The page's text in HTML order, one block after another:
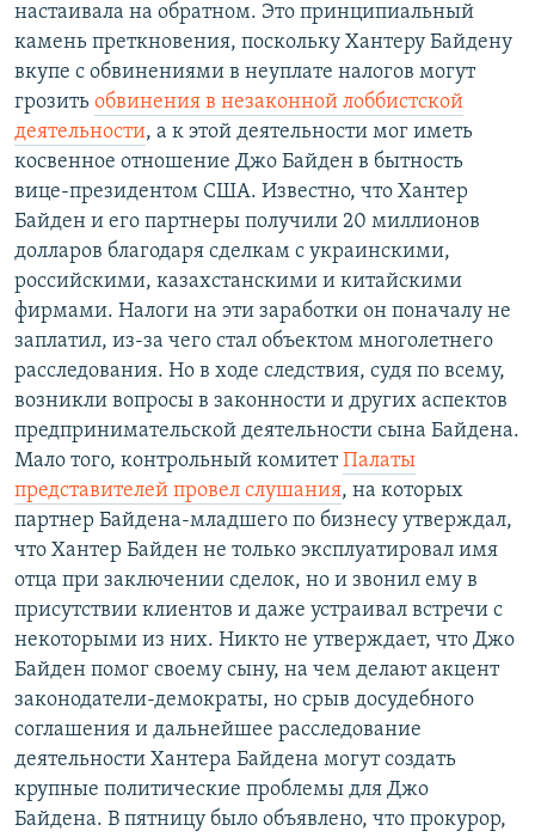
настаивала на обратном. Это принципиальный
камень преткновения, поскольку Хантеру Байдену
вкупе с обвинениями в неуплате налогов могут
грозить обвинения в незаконной лоббистской
деятельности, а к этой деятельности мог иметь
косвенное отношение Джо Байден в бытность
вице-президентом США. Известно, что Хантер
Байден и его партнеры получили 20 миллионов
долларов благодаря сделкам с украинскими,
российскими, казахстанскими и китайскими
фирмами. Налоги на эти заработки он поначалу не
заплатил, из-за чего стал объектом многолетнего
расследования. Но в ходе следствия, судя по всему,
возникли вопросы в законности и других аспектов
предпринимательской деятельности сына Байдена.
Мало того, контрольный комитетПалаты
представителей провел слушания, на которых
партнер Байдена-младшего по бизнесу утверждал,
что Хантер Байден не только эксплуатировал имя
отца при заключении сделок, но и звонил ему в
присутствии клиентов и даже устраивал встречи с
некоторыми из них. Никто не утверждает, что Джо
Байден помог своему сыну, на чем делают акцент
законодатели-демократы, но срыв досудебного
соглашения и дальнейшее расследование
деятельности Хантера Байдена могут создать
крупные политические проблемы для Джо
Байдена. В пятницу было объявлено, что прокурор,